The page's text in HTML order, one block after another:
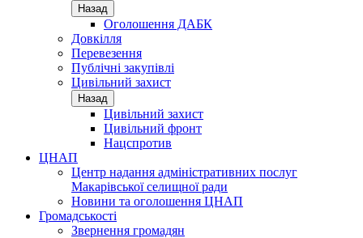
Назад
Оголошення ДАБК
Довкілля
Перевезення
Публічні закупівлі
Цивільний захист
Назад
Цивільний захист
Цивільний фронт
Нацспротив
ЦНАП
Центр надання адміністративних послуг
Макарівської селищної ради
Новини та оголошення ЦНАП
Громадськості
Звернення громадян